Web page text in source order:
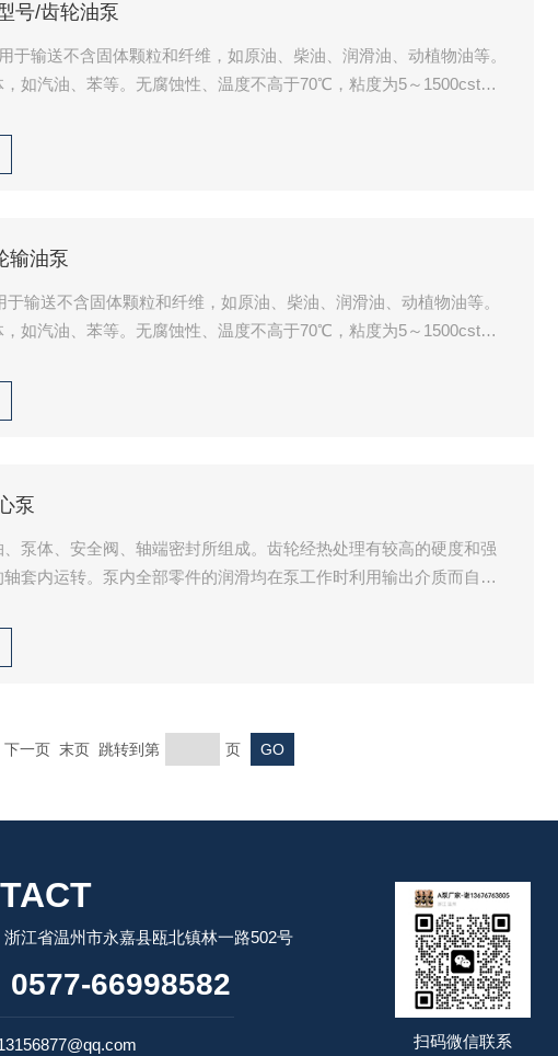
号/齿轮油泵
于输送不含固体颗粒和纤维，如原油、柴油、润滑油、动植物油等。
如汽油、苯等。无腐蚀性、温度不高于70℃，粘度为5～1500cst的
输油泵
输送不含固体颗粒和纤维，如原油、柴油、润滑油、动植物油等。
如汽油、苯等。无腐蚀性、温度不高于70℃，粘度为5～1500cst的
泵
泵体、安全阀、轴端密封所组成。齿轮经热处理有较高的硬度和强
套内运转。泵内全部零件的润滑均在泵工作时利用输出介质而自动
一页 末页 跳转到第 页
浙江省温州市永嘉县瓯北镇林一路502号
0577-66998582
扫码微信联系